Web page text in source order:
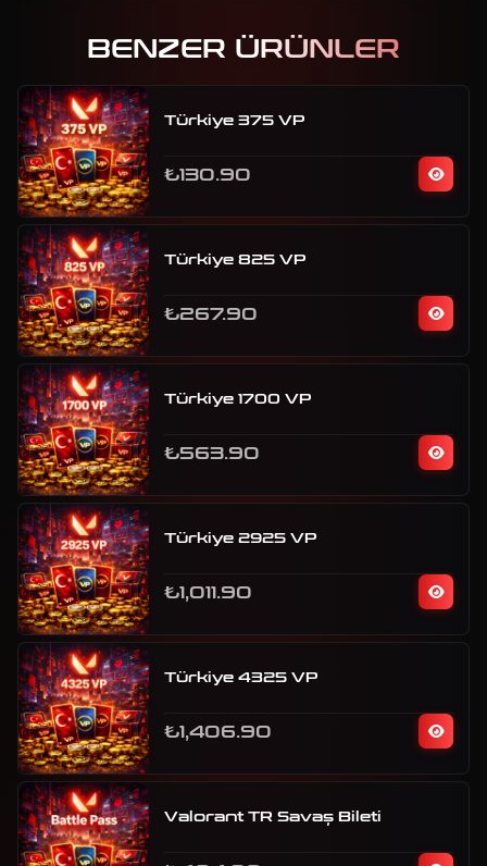
BENZER ÜRÜNLER
Türkiye 375 VP
₺130.90
Türkiye 825 VP
₺267.90
Türkiye 1700 VP
₺563.90
Türkiye 2925 VP
₺1,011.90
Türkiye 4325 VP
₺1,406.90
Valorant TR Savaş Bileti